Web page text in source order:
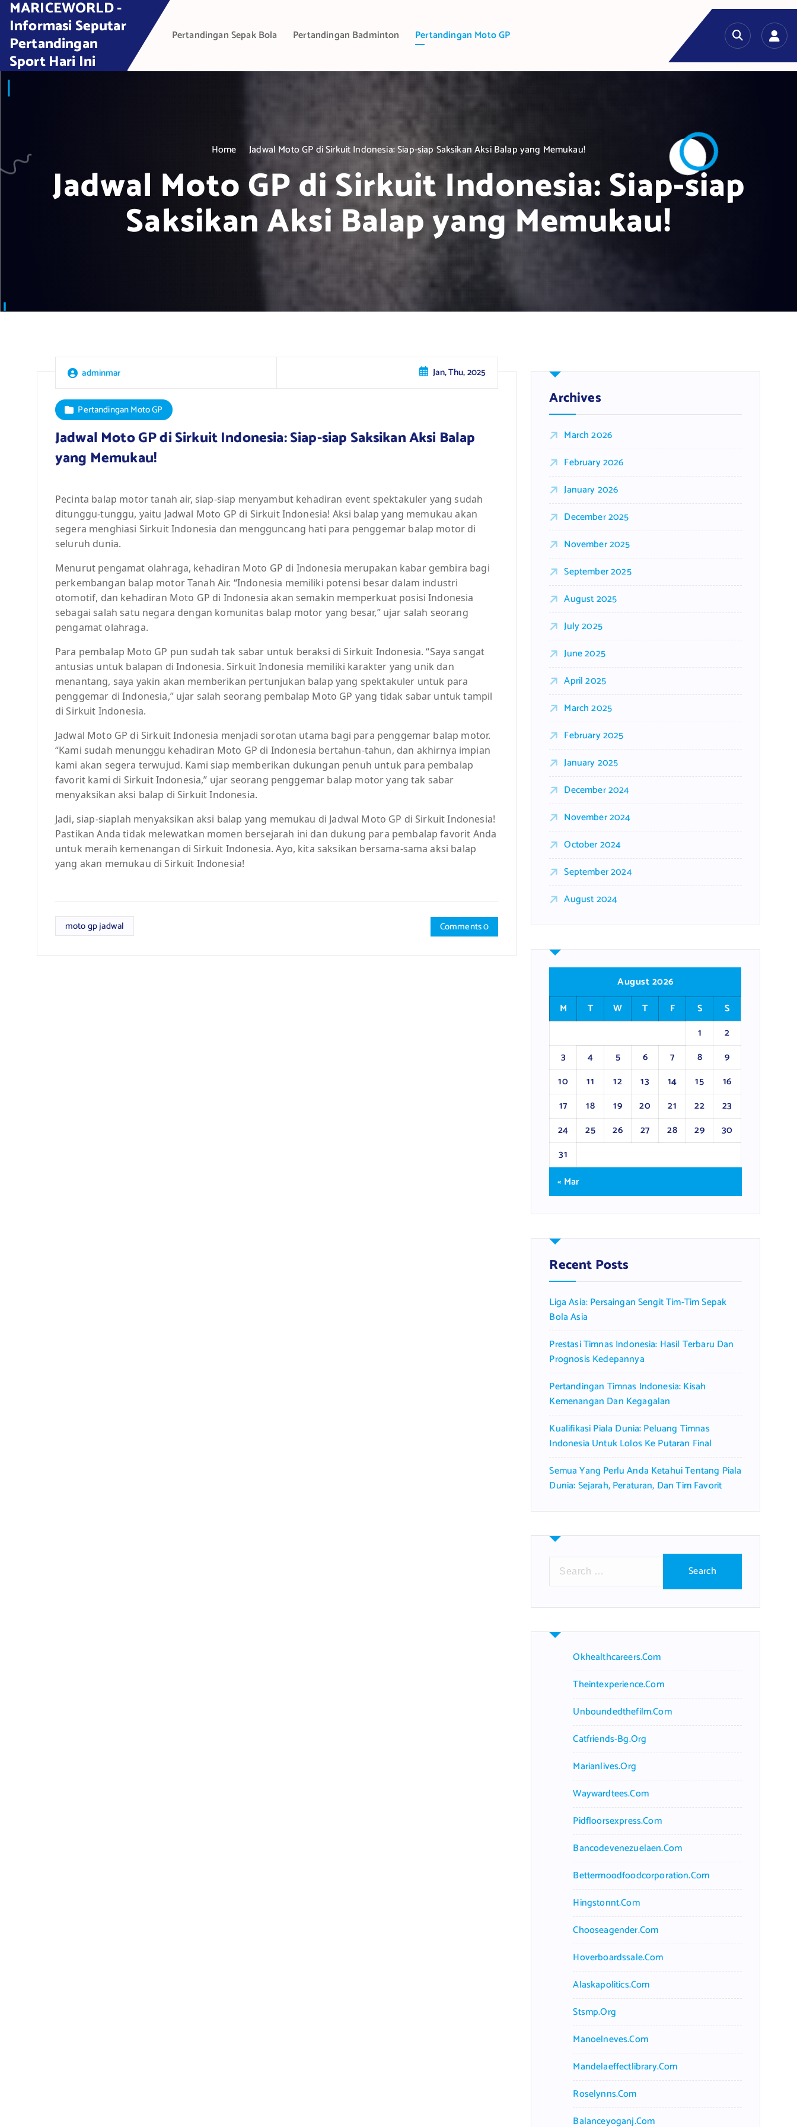
n
MARICEWORLD -
Informasi Seputar
Pertandingan
Sport Hari Ini
Pertandingan Sepak Bola Pertandingan Badminton Pertandingan Moto GP
Home Jadwal Moto GP di Sirkuit Indonesia: Siap-siap Saksikan Aksi Balap yang Memukau!
Jadwal Moto GP di Sirkuit Indonesia: Siap-siap
Saksikan Aksi Balap yang Memukau!
adminmar Jan, Thu, 2025
Pertandingan Moto GP
Jadwal Moto GP di Sirkuit Indonesia: Siap-siap Saksikan Aksi Balap
yang Memukau!
Pecinta balap motor tanah air, siap-siap menyambut kehadiran event spektakuler yang sudah
ditunggu-tunggu, yaitu Jadwal Moto GP di Sirkuit Indonesia! Aksi balap yang memukau akan
segera menghiasi Sirkuit Indonesia dan mengguncang hati para penggemar balap motor di
seluruh dunia.
Menurut pengamat olahraga, kehadiran Moto GP di Indonesia merupakan kabar gembira bagi
perkembangan balap motor Tanah Air. “Indonesia memiliki potensi besar dalam industri
otomotif, dan kehadiran Moto GP di Indonesia akan semakin memperkuat posisi Indonesia
sebagai salah satu negara dengan komunitas balap motor yang besar,” ujar salah seorang
pengamat olahraga.
Para pembalap Moto GP pun sudah tak sabar untuk beraksi di Sirkuit Indonesia. “Saya sangat
antusias untuk balapan di Indonesia. Sirkuit Indonesia memiliki karakter yang unik dan
menantang, saya yakin akan memberikan pertunjukan balap yang spektakuler untuk para
penggemar di Indonesia,” ujar salah seorang pembalap Moto GP yang tidak sabar untuk tampil
di Sirkuit Indonesia.
Jadwal Moto GP di Sirkuit Indonesia menjadi sorotan utama bagi para penggemar balap motor.
“Kami sudah menunggu kehadiran Moto GP di Indonesia bertahun-tahun, dan akhirnya impian
kami akan segera terwujud. Kami siap memberikan dukungan penuh untuk para pembalap
favorit kami di Sirkuit Indonesia,” ujar seorang penggemar balap motor yang tak sabar
menyaksikan aksi balap di Sirkuit Indonesia.
Jadi, siap-siaplah menyaksikan aksi balap yang memukau di Jadwal Moto GP di Sirkuit Indonesia!
Pastikan Anda tidak melewatkan momen bersejarah ini dan dukung para pembalap favorit Anda
untuk meraih kemenangan di Sirkuit Indonesia. Ayo, kita saksikan bersama-sama aksi balap
yang akan memukau di Sirkuit Indonesia!
moto gp jadwal Comments 0
Archives
March 2026
February 2026
January 2026
December 2025
November 2025
September 2025
August 2025
July 2025
June 2025
April 2025
March 2025
February 2025
January 2025
December 2024
November 2024
October 2024
September 2024
August 2024
August 2026
M
T W T F S
S
1
2
3
4 5 6 7 8
9
10
11 12 13 14 15
16
17
18 19 20 21 22
23
24
25 26 27 28 29
30
31
« Mar
Recent Posts
Liga Asia: Persaingan Sengit Tim-Tim Sepak
Bola Asia
Prestasi Timnas Indonesia: Hasil Terbaru Dan
Prognosis Kedepannya
Pertandingan Timnas Indonesia: Kisah
Kemenangan Dan Kegagalan
Kualifikasi Piala Dunia: Peluang Timnas
Indonesia Untuk Lolos Ke Putaran Final
Semua Yang Perlu Anda Ketahui Tentang Piala
Dunia: Sejarah, Peraturan, Dan Tim Favorit
r
h
Okhealthcareers.com
Theintexperience.com
Unboundedthefilm.com
Catfriends-Bg.org
Marianlives.org
Waywardtees.com
Pidfloorsexpress.com
Bancodevenezuelaen.com
Bettermoodfoodcorporation.com
Hingstonnt.com
Chooseagender.com
Hoverboardssale.com
Alaskapolitics.com
Stsmp.org
Manoelneves.com
Mandelaeffectlibrary.com
Roselynns.com
Balanceyoganj.com